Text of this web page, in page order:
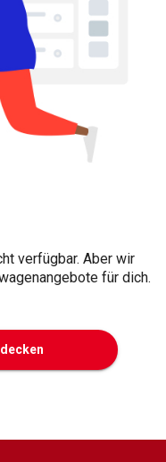
verfügbar. Aber wir
für dich.